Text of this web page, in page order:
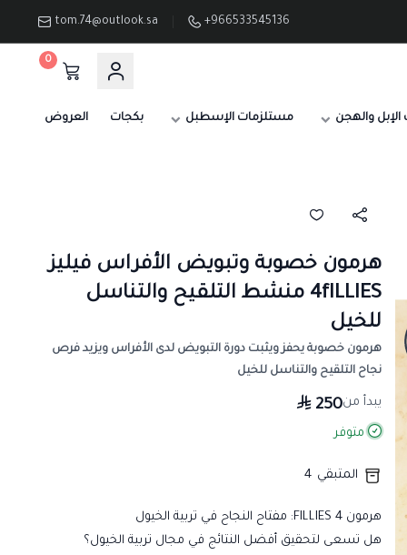
+966533545136
tom.74@outlook.sa
0
والهجن مستلزمات الإسطبل بكجات العروض
هرمون خصوبة وتبويض الأفراس فيليز
4fILLIES منشط التلقيح والتناسل
للخيل
هرمون خصوبة يحفز ويثبت دورة التبويض لدى الأفراس ويزيد فرص
نجاح التلقيح والتناسل للخيل
يبدأ من250
متوفر
المتبقي 4
هرمون FILLIES 4: مفتاح النجاح في تربية الخيول
​هل تسعى لتحقيق أفضل النتائج في مجال تربية الخيول؟